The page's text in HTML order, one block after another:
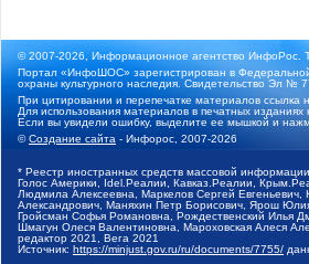
© 2007-2026, Информационное агентство ИнфоРос.
Портал «ИнфоШОС» зарегистрирован в
охраны культурного наследия. Свидетельство Эл №
При цитировании и перепечатке материалов
Для использования материалов в печатных
Если вы увидели ошибку, выделите ее мышкой и
©Создание сайта - Инфорос, 2007-2026
* Реестр иностранных средств массовой
Голос Америки, Idel.Реалии, Кавказ.Реалии,
Людмила Алексеевна, Маркелов Сергей
Александрович, Маняхин Петр Борисович, Ярош
Гройсман Софья Романовна, Рождественский Илья
Шмагун Олеся Валентиновна, Мароховская Алеся
редактор 2021, Вега 2021
Источник: https://minjust.gov.ru/ru/documents/7755/